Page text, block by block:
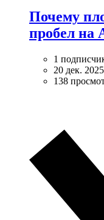
Почему
пробел на
1
20 дек. 2025
138